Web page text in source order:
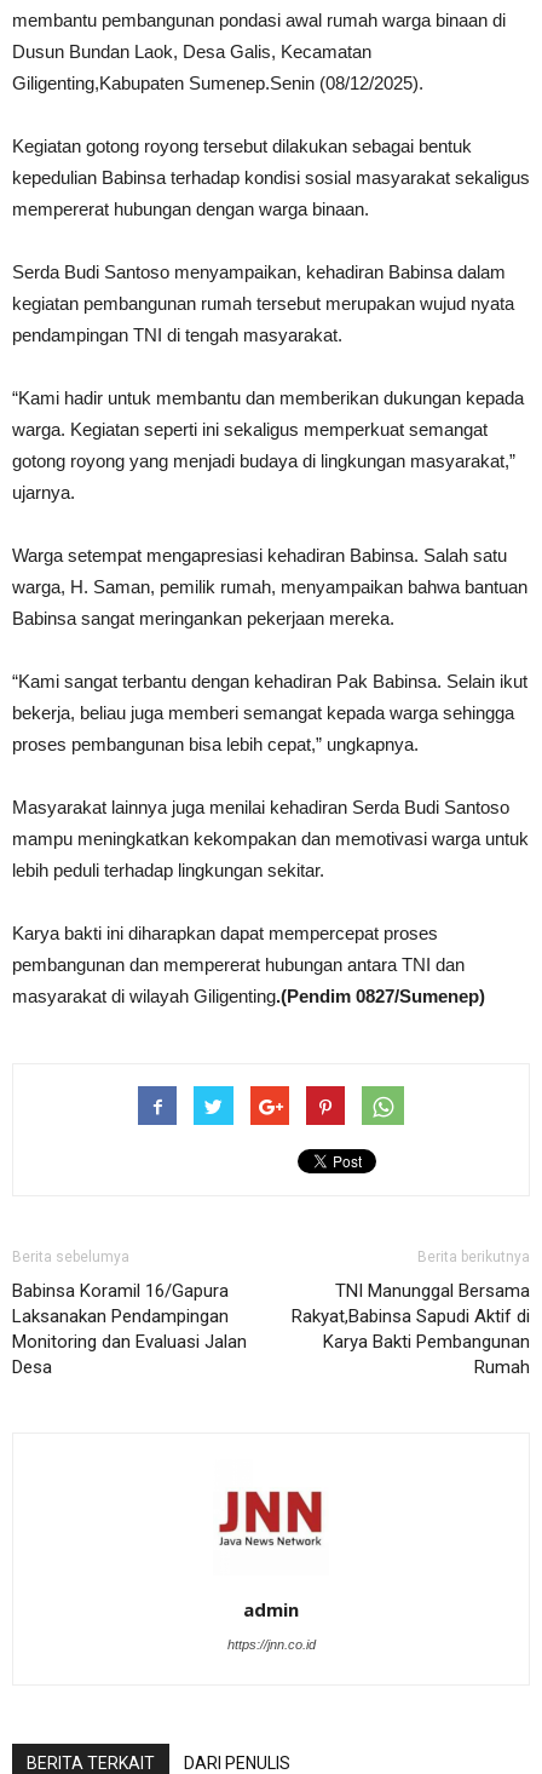
membantu pembangunan pondasi awal rumah warga binaan di
Dusun Bundan Laok, Desa Galis, Kecamatan
Giligenting,Kabupaten Sumenep.Senin (08/12/2025).
Kegiatan gotong royong tersebut dilakukan sebagai bentuk
kepedulian Babinsa terhadap kondisi sosial masyarakat sekaligus
mempererat hubungan dengan warga binaan.
Serda Budi Santoso menyampaikan, kehadiran Babinsa dalam
kegiatan pembangunan rumah tersebut merupakan wujud nyata
pendampingan TNI di tengah masyarakat.
“Kami hadir untuk membantu dan memberikan dukungan kepada
warga. Kegiatan seperti ini sekaligus memperkuat semangat
gotong royong yang menjadi budaya di lingkungan masyarakat,”
ujarnya.
Warga setempat mengapresiasi kehadiran Babinsa. Salah satu
warga, H. Saman, pemilik rumah, menyampaikan bahwa bantuan
Babinsa sangat meringankan pekerjaan mereka.
“Kami sangat terbantu dengan kehadiran Pak Babinsa. Selain ikut
bekerja, beliau juga memberi semangat kepada warga sehingga
proses pembangunan bisa lebih cepat,” ungkapnya.
Masyarakat lainnya juga menilai kehadiran Serda Budi Santoso
mampu meningkatkan kekompakan dan memotivasi warga untuk
lebih peduli terhadap lingkungan sekitar.
Karya bakti ini diharapkan dapat mempercepat proses
pembangunan dan mempererat hubungan antara TNI dan
masyarakat di wilayah Giligenting.(Pendim 0827/Sumenep)
Berita sebelumya
Babinsa Koramil 16/Gapura
Laksanakan Pendampingan
Monitoring dan Evaluasi Jalan
Desa
Berita berikutnya
TNI Manunggal Bersama
Rakyat,Babinsa Sapudi Aktif di
Karya Bakti Pembangunan
Rumah
admin
https://jnn.co.id
BERITA TERKAIT DARI PENULIS